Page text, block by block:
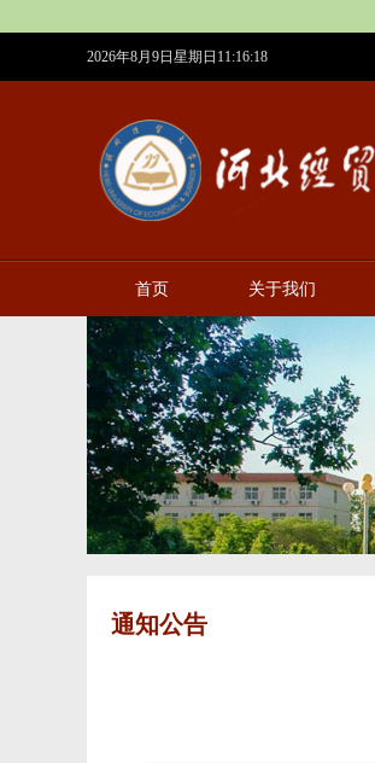
2026年8月9日星期日11:16:19
首页 关于我们
通知公告